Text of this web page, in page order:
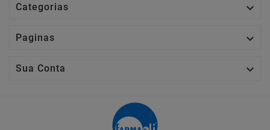
Categorias 
Paginas 
Sua Conta 